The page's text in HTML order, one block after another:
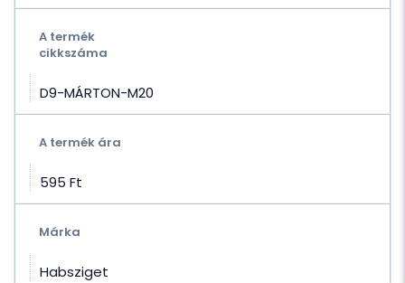
A termék
cikkszáma
D9-MÁRTON-M20
A termék ára
595 Ft‎
Márka
Habsziget